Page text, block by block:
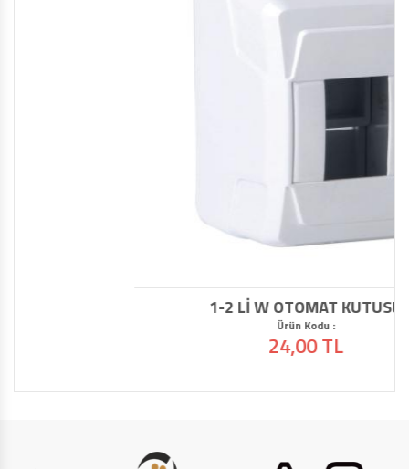
1-2 Lİ W OTOMAT KUTUSU